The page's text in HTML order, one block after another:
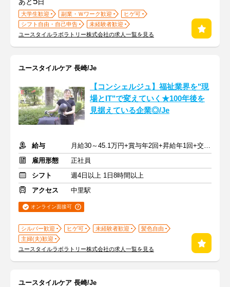
大学生歓迎 副業・Ｗワーク歓迎
ヒゲ可
シフト自由・自己申告
未経験者歓迎
ユースタイルラボラトリー株式会社の求人一覧を見る
ユースタイルケア 長崎/Je
【コンシェルジュ】福祉業界を"現
場とIT"で変えていく★100年後を
見据えている企業◎/Je
給与
月給30～45.1万円+賞与年2回+昇給年1回+交通費全額
雇用形態
正社員
シフト
週4日以上 1日8時間以上
アクセス
中里駅
オンライン面接可
シルバー歓迎 ヒゲ可 未経験者歓迎
髪色自由
主婦(夫)歓迎
ユースタイルラボラトリー株式会社の求人一覧を見る
ユースタイルケア 長崎/Je